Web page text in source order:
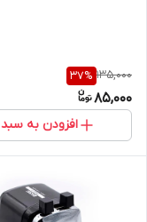
135,000
37%
85,000
افزودن به سبد